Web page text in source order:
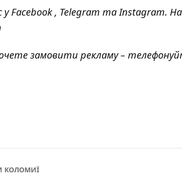
уFacebook, Telegram таInstagram.
замовити рекламу –
КОЛОМИЇ